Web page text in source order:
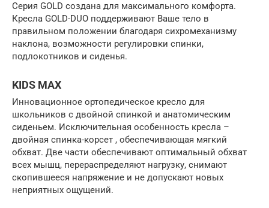
Серия GOLD создана для максимального комфорта.
Кресла GOLD-DUO поддерживают Ваше тело в
правильном положении благодаря сихромеханизму
наклона, возможности регулировки спинки,
подлокотников и сиденья.
KIDS MAX
Инновационное ортопедическое кресло для
школьников с двойной спинкой и анатомическим
сиденьем. Исключительная особенность кресла –
двойная спинка-корсет , обеспечивающая мягкий
обхват. Две части обеспечивают оптимальный обхват
всех мышц, перераспределяют нагрузку, снимают
скопившееся напряжение и не допускают новых
неприятных ощущений.